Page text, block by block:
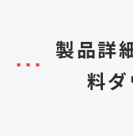
製品詳
料